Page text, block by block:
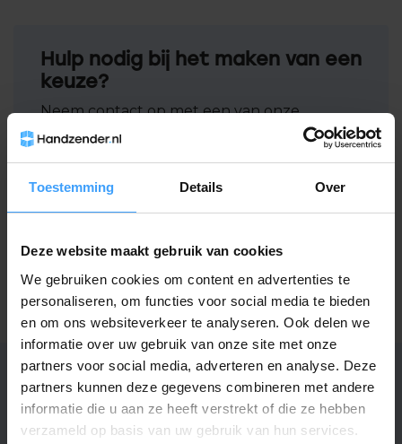
Toestemming Details Over
Deze website maakt gebruik van cookies
We gebruiken cookies om content en advertenties te
personaliseren, om functies voor social media te bieden
en om ons websiteverkeer te analyseren. Ook delen we
informatie over uw gebruik van onze site met onze
partners voor social media, adverteren en analyse. Deze
partners kunnen deze gegevens combineren met andere
informatie die u aan ze heeft verstrekt of die ze hebben
verzameld op basis van uw gebruik van hun services.
Hulp nodig bij het maken van een
keuze?
Neem contact op met een van onze
medewerkers
Vraag het de expert
Gerelateerde producten
TypeError: Failed to fetch
https://www.handzender.nl/pro-line/
Specificaties